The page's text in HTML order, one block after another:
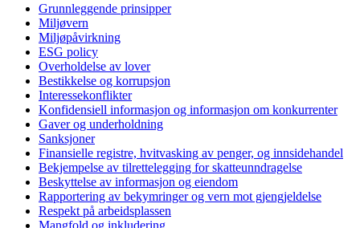
Grunnleggende prinsipper
Miljøvern
Miljøpåvirkning
ESG policy
Overholdelse av lover
Bestikkelse og korrupsjon
Interessekonflikter
Konfidensiell informasjon og informasjon om konkurrenter
Gaver og underholdning
Sanksjoner
Finansielle registre, hvitvasking av penger, og innsidehandel
Bekjempelse av tilrettelegging for skatteunndragelse
Beskyttelse av informasjon og eiendom
Rapportering av bekymringer og vern mot gjengjeldelse
Respekt på arbeidsplassen
Mangfold og inkludering